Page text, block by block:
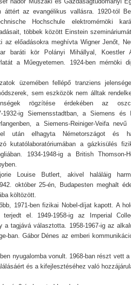
áttért az evangélikus vallásra. 1920-tól
Hochschule elektromérnöki
többek között Einstein
előadásokra meghívta Wigner Jenőt,
baráti kör Polányi Mihállyal, Koestler
a Műegyetemen. 1924-ben mérnöki
üzemében fellépő tranziens
sem eszközök nem álltak
rögzítése érdekében az
ig Siemensstadtban, a Siemens és
a Siemens-Reiniger-Veifa nevű
után elhagyta Németországot és
kutatólaboratóriumában a gázkisülés
1934-1948-ig a British Thomson-
Louise Butlert, akivel haláláig
október 25-én, Budapesten meghalt
költözött.
1971-ben fizikai Nobel-díjat kapott. A
el. 1949-1958-ig az Imperial
tagjává választotta. 1958-1967-ig az
ban. Gábor Dénes az emberi
nyugalomba vonult. 1968-ban részt vett a
és a kifejlesztéséhez való